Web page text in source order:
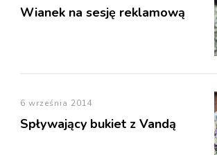
Wianek na sesję reklamową
6 września 2014
Spływający bukiet z Vandą